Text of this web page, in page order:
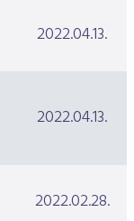
2022.04.13.
2022.04.13.
2022.02.28.